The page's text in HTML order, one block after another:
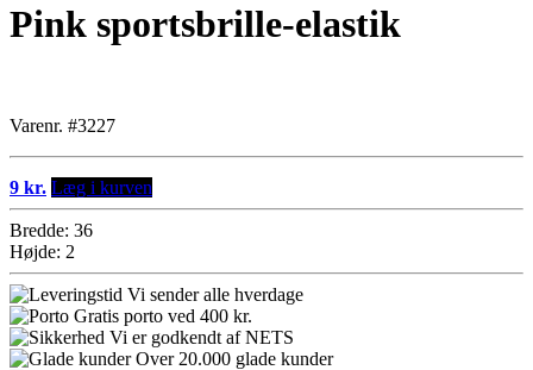
Pink sportsbrille-elastik
Varenr. #3227
9 kr. Læg i kurven
Bredde: 36
Højde: 2
Vi sender alle hverdage
Gratis porto ved 400 kr.
Vi er godkendt af NETS
Over 20.000 glade kunder